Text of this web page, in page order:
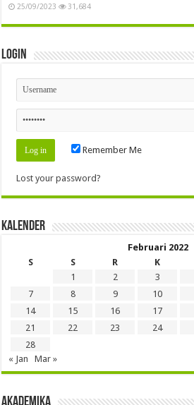
25/09/2023 31,684
Login
Remember Me
Lost your password?
Kalender
Februari 2022
S
S R K
1
2 3
7
8 9 10
14
15 16 17
21
22 23 24
28
« Jan
Mar »